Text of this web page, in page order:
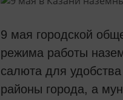
9 мая городской
режима работы
салюта для
районы города, а